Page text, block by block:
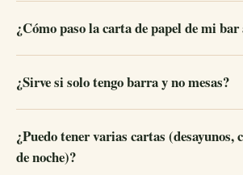
¿Cómo paso la carta de papel de mi
¿Sirve si solo tengo barra y no mesas?
¿Puedo tener varias cartas (desayunos,
de noche)?